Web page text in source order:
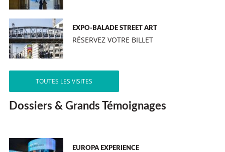
EXPO-BALADE STREET ART
RÉSERVEZ VOTRE BILLET
TOUTES LES VISITES
Dossiers & Grands Témoignages
EUROPA EXPERIENCE